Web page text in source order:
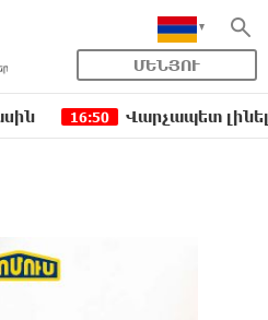
ՄԵՆՅՈՒ
Վարչապետ լինել, չի